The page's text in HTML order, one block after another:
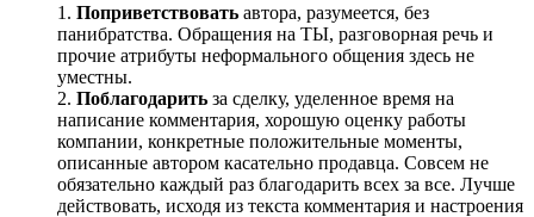
Поприветствовать автора, разумеется, без
панибратства. Обращения на ТЫ, разговорная речь и
прочие атрибуты неформального общения здесь не
уместны.
Поблагодарить за сделку, уделенное время на
написание комментария, хорошую оценку работы
компании, конкретные положительные моменты,
описанные автором касательно продавца. Совсем не
обязательно каждый раз благодарить всех за все. Лучше
действовать, исходя из текста комментария и настроения